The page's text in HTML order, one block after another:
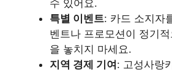
수 있어요.
특별 이벤트: 카드 소지자
벤트나 프로모션이 정기
을 놓치지 마세요.
지역 경제 기여 : 고성사랑